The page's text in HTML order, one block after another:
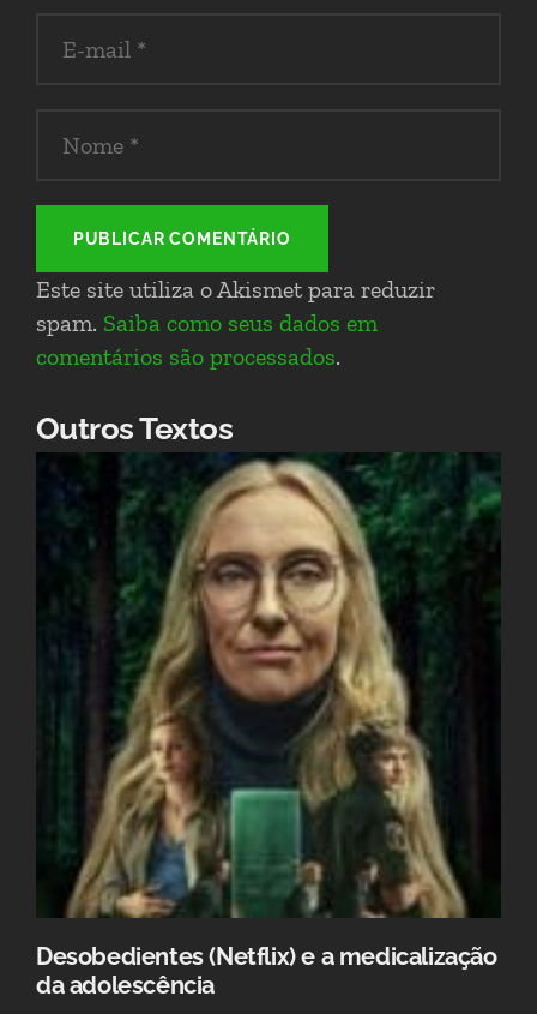
PUBLICAR COMENTÁRIO
Este site utiliza o Akismet para reduzir
spam. Saiba como seus dados em
comentários são processados.
Outros Textos
Desobedientes (Netflix) e a medicalização
da adolescência